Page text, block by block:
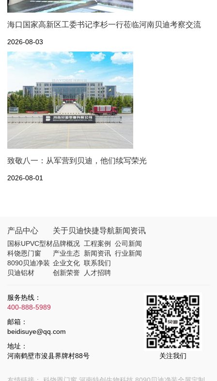
海口国家高新区工委书记李杉一行莅临河南贝迪考察交流
2026-08-03
致敬八一：从军营到贝迪，他们续写荣光
2026-08-01
产品中心
国标UPVC型材
科饶恩门窗
8090贝迪净装
贝迪铝材
关于贝迪
品牌概况
产业生态
企业文化
创新荣誉
快捷导航
工程案例
新闻资讯
联系我们
人才招聘
新闻资讯
公司新闻
行业新闻
服务热线：
400-888-5989
邮箱：
beidisuye@qq.com
地址：
河南鹤壁市浚县界牌村88号
关注我们